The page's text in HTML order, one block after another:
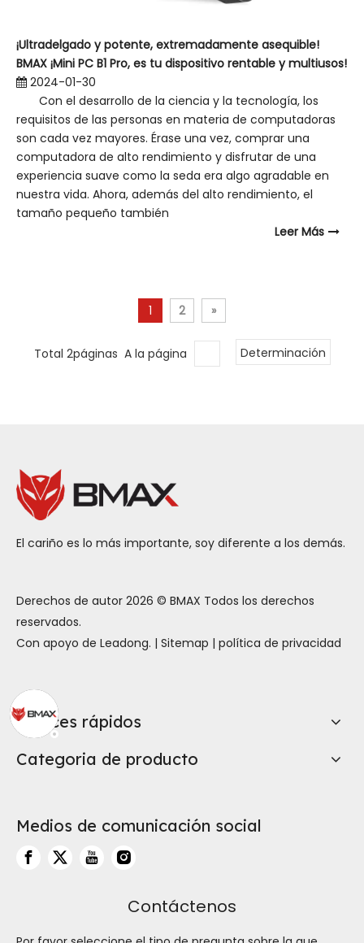
¡Ultradelgado y potente, extremadamente asequible!
BMAX ¡Mini PC B1 Pro, es tu dispositivo rentable y multiusos!
2024-01-30
Con el desarrollo de la ciencia y la tecnología, los
requisitos de las personas en materia de computadoras
son cada vez mayores. Érase una vez, comprar una
computadora de alto rendimiento y disfrutar de una
experiencia suave como la seda era algo agradable en
nuestra vida. Ahora, además del alto rendimiento, el
tamaño pequeño también
Leer Más
1 2 »
Total 2páginas A la página Determinación
El cariño es lo más importante, soy diferente a los demás.
Derechos de autor 2026 © BMAX Todos los derechos
reservados.
Con apoyo de Leadong. | Sitemap | política de privacidad
Enlaces rápidos
Categoria de producto
Medios de comunicación social
Contáctenos